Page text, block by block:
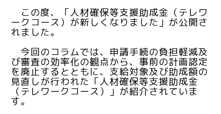
この度、「人材確保等支援助成金（テレワ
ークコース）が新しくなりました」が公開さ
れました。
今回のコラムでは、申請手続の負担軽減及
び審査の効率化の観点から、事前の計画認定
を廃止するとともに、支給対象及び助成額の
見直しが行われた「人材確保等支援助成金
（テレワークコース）」が紹介されていま
す。